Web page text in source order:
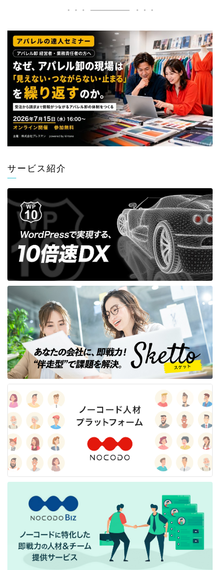
サービス紹介